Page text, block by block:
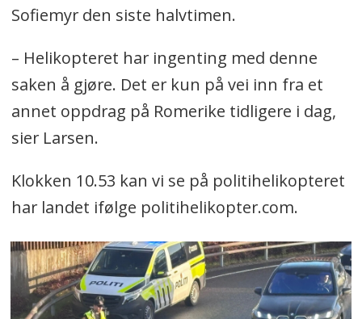
Sofiemyr den siste halvtimen.
– Helikopteret har ingenting med denne
saken å gjøre. Det er kun på vei inn fra et
annet oppdrag på Romerike tidligere i dag,
sier Larsen.
Klokken 10.53 kan vi se på politihelikopteret
har landet ifølge politihelikopter.com.